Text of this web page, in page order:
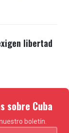
libertad
sobre Cuba
boletín.